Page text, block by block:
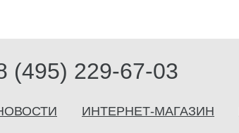
(495) 229-67-03
ИНТЕРНЕТ-МАГАЗИН